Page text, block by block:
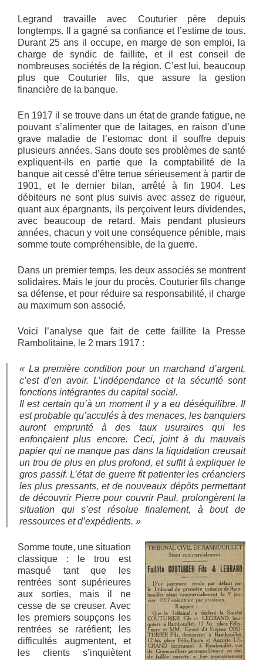
Legrand travaille avec Couturier père depuis
longtemps. Il a gagné sa confiance et l’estime de tous.
Durant 25 ans il occupe, en marge de son emploi, la
charge de syndic de faillite, et il est conseil de
nombreuses sociétés de la région. C’est lui, beaucoup
plus que Couturier fils, que assure la gestion
financière de la banque.
En 1917 il se trouve dans un état de grande fatigue, ne
pouvant s’alimenter que de laitages, en raison d’une
grave maladie de l’estomac dont il souffre depuis
plusieurs années. Sans doute ses problèmes de santé
expliquent-ils en partie que la comptabilité de la
banque ait cessé d’être tenue sérieusement à partir de
1901, et le dernier bilan, arrêté à fin 1904. Les
débiteurs ne sont plus suivis avec assez de rigueur,
quant aux épargnants, ils perçoivent leurs dividendes,
avec beaucoup de retard. Mais pendant plusieurs
années, chacun y voit une conséquence pénible, mais
somme toute compréhensible, de la guerre.
Dans un premier temps, les deux associés se montrent
solidaires. Mais le jour du procès, Couturier fils change
sa défense, et pour réduire sa responsabilité, il charge
au maximum son associé.
Voici l’analyse que fait de cette faillite la Presse
Rambolitaine, le 2 mars 1917 :
« La première condition pour un marchand d’argent,
c’est d’en avoir. L’indépendance et la sécurité sont
fonctions intégrantes du capital social.
Il est certain qu’à un moment il y a eu déséquilibre. Il
est probable qu’acculés à des menaces, les banquiers
auront emprunté à des taux usuraires qui les
enfonçaient plus encore. Ceci, joint à du mauvais
papier qui ne manque pas dans la liquidation creusait
un trou de plus en plus profond, et suffit à expliquer le
gros passif. L’état de guerre fit patienter les créanciers
les plus pressants, et de nouveaux dépôts permettant
de découvrir Pierre pour couvrir Paul, prolongèrent la
situation qui s’est résolue finalement, à bout de
ressources et d’expédients. »
Somme toute, une situation
classique : le trou est
masqué tant que les
rentrées sont supérieures
aux sorties, mais il ne
cesse de se creuser. Avec
les premiers soupçons les
rentrées se raréfient; les
difficultés augmentent, et
les clients s’inquiètent